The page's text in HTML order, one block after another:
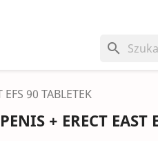
search
EFS 90 TABLETEK
+ ERECT EAST